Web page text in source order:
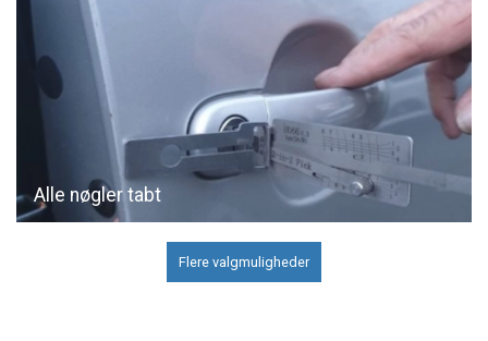
Alle nøgler tabt
Flere valgmuligheder